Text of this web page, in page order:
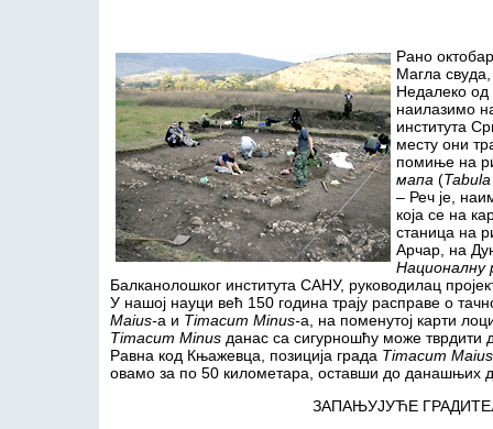
Рано
Магла
Недалеко
наилазимо
института
месту они
помиње на
мапа (T
– Реч је,
која се на
станица на
Арчар, на
Националну
Балканолошког института САНУ, руководилац
У нашој науци већ 150 година трају расправе о
Maius-а и Timacum Minus-а, на поменутој карти
Timacum Minus данас са сигурношћу може
Равна код Књажевца, позиција града Timacum Maius
овамо за по 50 километара, оставши до данашњих
ЗАПАЊУЈУЋЕ